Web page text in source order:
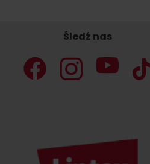
podwózki?
Transport autobusowy
Śledź nas